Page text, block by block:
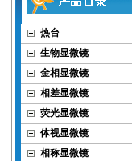
热台
生物显微镜
金相显微镜
相差显微镜
荧光显微镜
体视显微镜
相称显微镜